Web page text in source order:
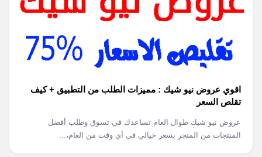
اقوي عروض نيو شيك : مميزات الطلب من التطبيق + كيف
تقلص السعر
عروض نيو شيك طوال العام تساعدك في تسوق وطلب أفضل
المنتجات من المتجر بسعر خيالي في أي وقت من العام،...